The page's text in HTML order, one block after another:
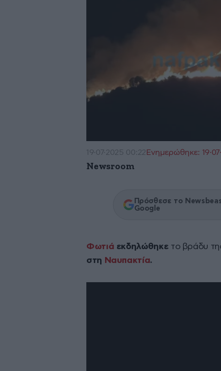
19·07·2025 00:22 Ενημερώθηκε:
Newsroom
Πρόσθεσε το
Google
Φωτιά εκδηλώθηκε το βράδυ
στη Ναυπακτία.